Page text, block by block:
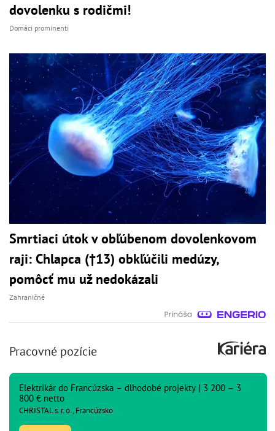
dovolenku s rodičmi!
Domáci prominenti
Smrtiaci útok v obľúbenom dovolenkovom
raji: Chlapca (†13) obkľúčili medúzy,
pomôcť mu už nedokázali
Zahraničné
Pracovné pozície
Elektrikár do Francúzska – dlhodobé projekty | 3 200 – 3
800 € netto
CHRISTAL s. r. o., Francúzsko